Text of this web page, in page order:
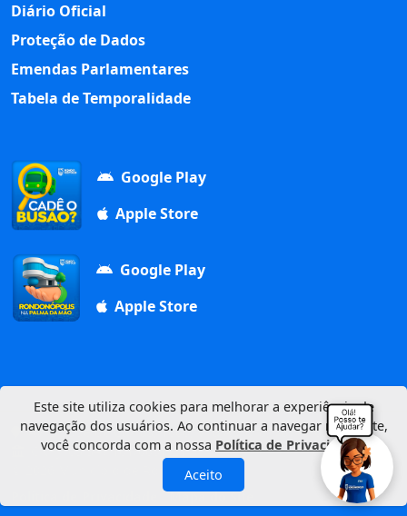
Diário Oficial
Proteção de Dados
Emendas Parlamentares
Tabela de Temporalidade
Google Play
Apple Store
Google Play
Apple Store
Av. Duque de Caxias, 1000, Vila Aurora, 78740-022
CNPJ: 03.347.101/0001-21
© 2026 Município de Rondonópolis
Mapa do Site
Este site utiliza cookies para melhorar a experiência de
navegação dos usuários. Ao continuar a navegar neste site,
você concorda com a nossa Política de Privacidade.
Aceito